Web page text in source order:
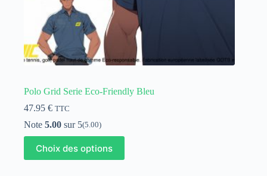
Polo Grid Serie Eco-Friendly Bleu
47.95 € TTC
Note 5.00 sur 5(5.00)
Choix des options
produit
a